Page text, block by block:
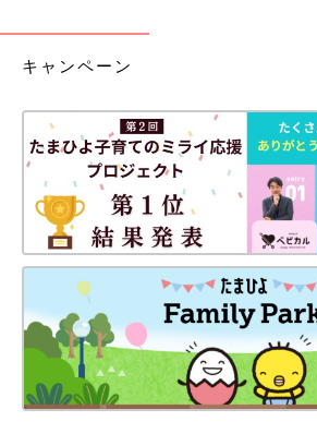
キャンペーン